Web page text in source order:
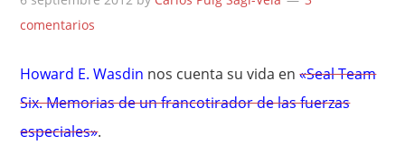
comentarios
Howard E. Wasdin nos cuenta su vida en«Seal Team
Six. Memorias de un francotirador de las fuerzas
especiales».